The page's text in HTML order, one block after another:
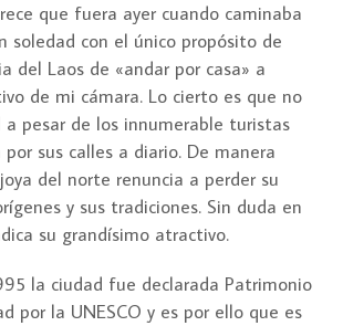
que fuera ayer cuando caminaba
soledad con el único propósito de
del Laos de «andar por casa» a
de mi cámara. Lo cierto es que no
pesar de los innumerable turistas
sus calles a diario. De manera
del norte renuncia a perder su
y sus tradiciones. Sin duda en
su grandísimo atractivo.
la ciudad fue declarada Patrimonio
por la UNESCO y es por ello que es